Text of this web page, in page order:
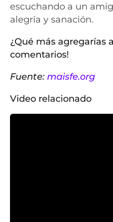
escuchando a un
alegría y sanación.
¿Qué más agregarías
comentarios!
Fuente: maisfe.org
Video relacionado